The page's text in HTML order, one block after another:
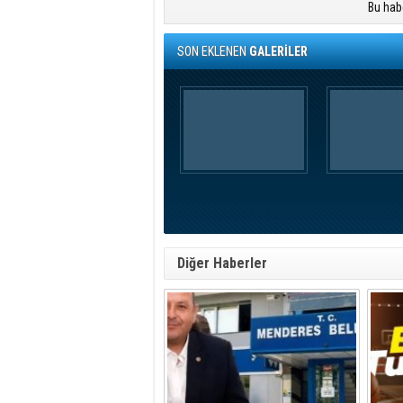
Bu
SON EKLENENGALERİLER
Diğer Haberler